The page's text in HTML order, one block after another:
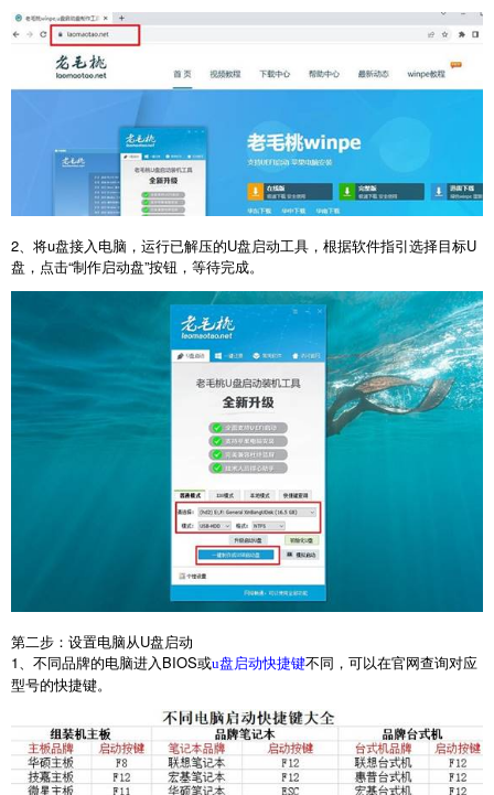
2、将u盘接入电脑，运行已解压的U盘启动工具，根据软件指引选择目标U
盘，点击“制作启动盘”按钮，等待完成。
第二步：设置电脑从U盘启动
1、不同品牌的电脑进入BIOS或u盘启动快捷键不同，可以在官网查询对应
型号的快捷键。